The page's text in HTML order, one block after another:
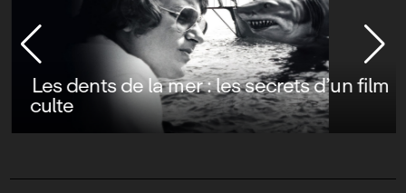
Les dents de la mer : les secrets d’un film
culte